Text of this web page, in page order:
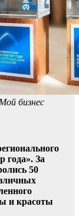
бизнес
года». За
50
и красоты